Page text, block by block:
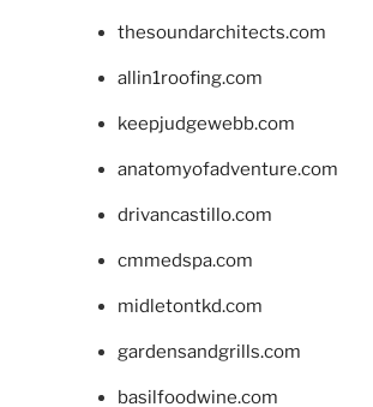
thesoundarchitects.com
allin1roofing.com
keepjudgewebb.com
anatomyofadventure.com
drivancastillo.com
cmmedspa.com
midletontkd.com
gardensandgrills.com
basilfoodwine.com